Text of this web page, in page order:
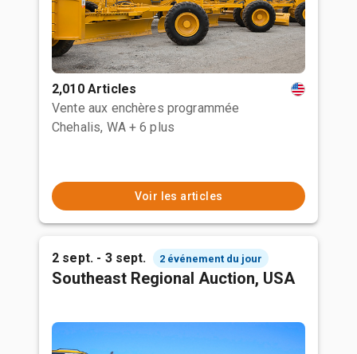
2,010 Articles
Vente aux enchères programmée
Chehalis, WA + 6 plus
Voir les articles
2 sept. - 3 sept. 2 événement du jour
Southeast Regional Auction, USA